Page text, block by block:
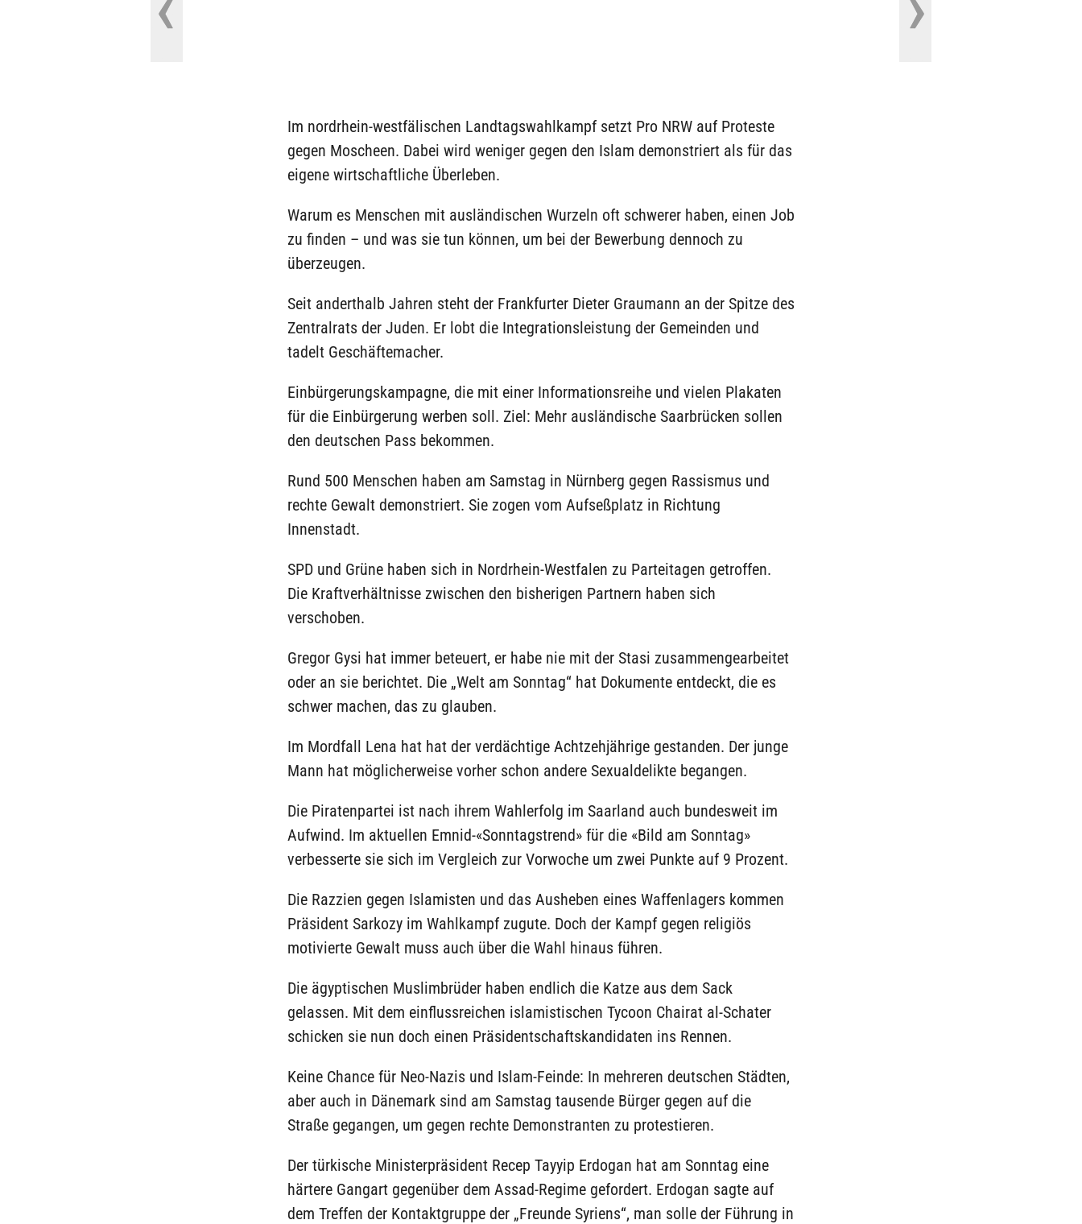
Im nordrhein-westfälischen Landtagswahlkampf setzt Pro NRW auf Proteste
gegen Moscheen. Dabei wird weniger gegen den Islam demonstriert als für das
eigene wirtschaftliche Überleben.
Warum es Menschen mit ausländischen Wurzeln oft schwerer haben, einen Job
zu finden – und was sie tun können, um bei der Bewerbung dennoch zu
überzeugen.
Seit anderthalb Jahren steht der Frankfurter Dieter Graumann an der Spitze des
Zentralrats der Juden. Er lobt die Integrationsleistung der Gemeinden und
tadelt Geschäftemacher.
Einbürgerungskampagne, die mit einer Informationsreihe und vielen Plakaten
für die Einbürgerung werben soll. Ziel: Mehr ausländische Saarbrücken sollen
den deutschen Pass bekommen.
Rund 500 Menschen haben am Samstag in Nürnberg gegen Rassismus und
rechte Gewalt demonstriert. Sie zogen vom Aufseßplatz in Richtung
Innenstadt.
SPD und Grüne haben sich in Nordrhein-Westfalen zu Parteitagen getroffen.
Die Kraftverhältnisse zwischen den bisherigen Partnern haben sich
verschoben.
Gregor Gysi hat immer beteuert, er habe nie mit der Stasi zusammengearbeitet
oder an sie berichtet. Die „Welt am Sonntag“ hat Dokumente entdeckt, die es
schwer machen, das zu glauben.
Im Mordfall Lena hat hat der verdächtige Achtzehjährige gestanden. Der junge
Mann hat möglicherweise vorher schon andere Sexualdelikte begangen.
Die Piratenpartei ist nach ihrem Wahlerfolg im Saarland auch bundesweit im
Aufwind. Im aktuellen Emnid-«Sonntagstrend» für die «Bild am Sonntag»
verbesserte sie sich im Vergleich zur Vorwoche um zwei Punkte auf 9 Prozent.
Die Razzien gegen Islamisten und das Ausheben eines Waffenlagers kommen
Präsident Sarkozy im Wahlkampf zugute. Doch der Kampf gegen religiös
motivierte Gewalt muss auch über die Wahl hinaus führen.
Die ägyptischen Muslimbrüder haben endlich die Katze aus dem Sack
gelassen. Mit dem einflussreichen islamistischen Tycoon Chairat al-Schater
schicken sie nun doch einen Präsidentschaftskandidaten ins Rennen.
Keine Chance für Neo-Nazis und Islam-Feinde: In mehreren deutschen Städten,
aber auch in Dänemark sind am Samstag tausende Bürger gegen auf die
Straße gegangen, um gegen rechte Demonstranten zu protestieren.
Der türkische Ministerpräsident Recep Tayyip Erdogan hat am Sonntag eine
härtere Gangart gegenüber dem Assad-Regime gefordert. Erdogan sagte auf
dem Treffen der Kontaktgruppe der „Freunde Syriens“, man solle der Führung in